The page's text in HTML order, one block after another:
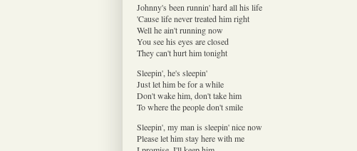
Johnny's been runnin' hard all his life
'Cause life never treated him right
Well he ain't running now
You see his eyes are closed
They can't hurt him tonight
Sleepin', he's sleepin'
Just let him be for a while
Don't wake him, don't take him
To where the people don't smile
Sleepin', my man is sleepin' nice now
Please let him stay here with me